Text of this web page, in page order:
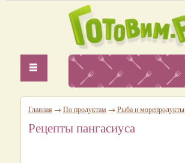
Главная → По продуктам → Рыба и морепродукты
Рецепты пангасиуса